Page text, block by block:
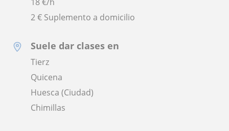
2 € Suplemento a domicilio
Suele dar clases en
Tierz
Quicena
Huesca (Ciudad)
Chimillas